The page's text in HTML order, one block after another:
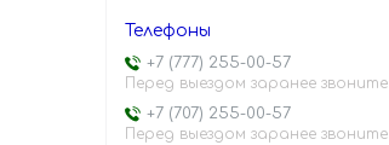
+7 (777) 255-00-57
Перед выездом заранее звоните
+7 (707) 255-00-57
Перед выездом заранее звоните